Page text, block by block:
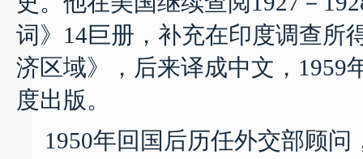
词》 14巨册，补充在印度调查所
济区域》，后来译成中文， 1959
度出版。
1950年回国后历任外交部顾问